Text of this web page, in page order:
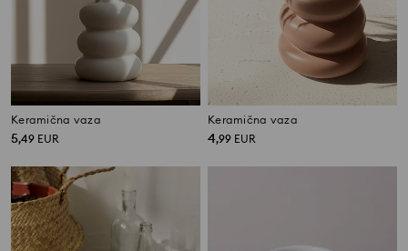
Keramična vaza
5,49 EUR
Keramična vaza
4,99 EUR